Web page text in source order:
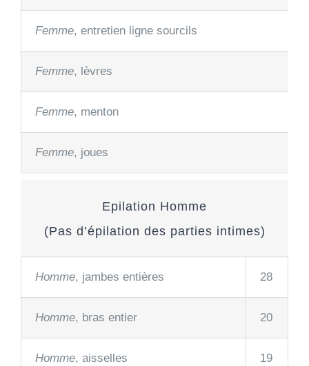
Femme, entretien ligne sourcils
Femme, lèvres
Femme, menton
Femme, joues
Epilation Homme
(Pas d’épilation des parties intimes)
Homme, jambes entières 28
Homme, bras entier 20
Homme, aisselles 19